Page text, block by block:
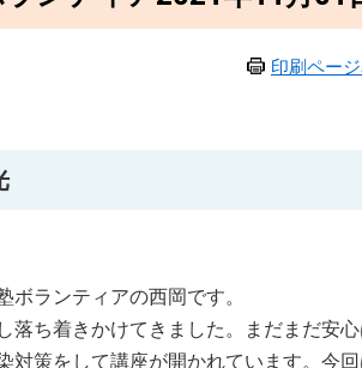
印刷ペー
ランティアの西岡です。
落ち着きかけてきました。まだまだ安
対策をして講座が開かれています。今